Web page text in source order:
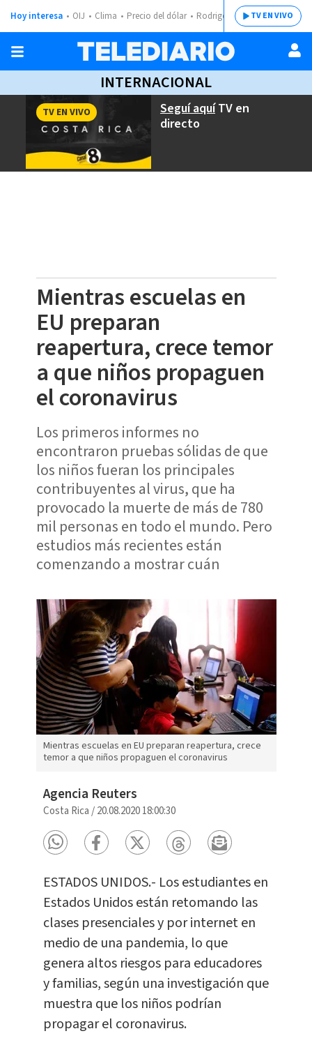
Hoy interesa OIJ Clima Precio del dólar Rodrigo ChavesTV EN VIVO
INTERNACIONAL
Seguí aquíTV en
directo
TV EN VIVO
Mientras escuelas en
EU preparan
reapertura, crece temor
a que niños propaguen
el coronavirus
Los primeros informes no
encontraron pruebas sólidas de que
los niños fueran los principales
contribuyentes al virus, que ha
provocado la muerte de más de 780
mil personas en todo el mundo. Pero
estudios más recientes están
comenzando a mostrar cuán
Mientras escuelas en EU preparan reapertura, crece
temor a que niños propaguen el coronavirus
Agencia Reuters
Costa Rica /20.08.2020 18:00:30
ESTADOS UNIDOS.- Los estudiantes en
Estados Unidos están retomando las
clases presenciales y por internet en
medio de una pandemia, lo que
genera altos riesgos para educadores
y familias, según una investigación que
muestra que los niños podrían
propagar el coronavirus.